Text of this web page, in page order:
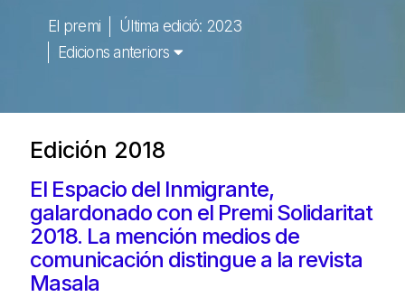
El premi
Última edició: 2023
Edicions anteriors
Edición 2018
El Espacio del Inmigrante,
galardonado con el Premi Solidaritat
2018. La mención medios de
comunicación distingue a la revista
Masala